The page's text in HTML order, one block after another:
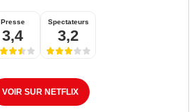
Presse
3,4
Spectateurs
3,2
VOIR SUR NETFLIX